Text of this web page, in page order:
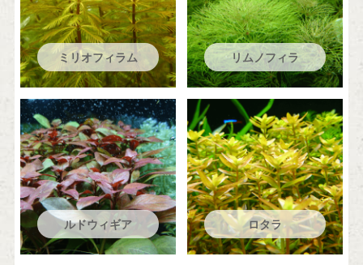
ミリオフィラム リムノフィラ
ルドウィギア ロタラ